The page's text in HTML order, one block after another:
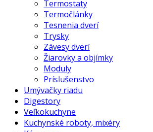
Termostaty
Termočlánky
Tesnenia dverí
Trysky
Závesy dverí
Žiarovky a objímky
Moduly
Príslušenstvo
Umývačky riadu
Digestory
Veľkokuchyne
Kuchynské roboty, mixéry